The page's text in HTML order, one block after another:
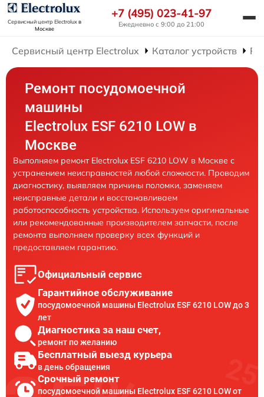
Сервисный центр Electroluxв
Москве
+7 (495) 023-41-97
Ежедневно с 9:00 до 21:00
Сервисный центр Electrolux Каталог устройств
Ремонт посудомоечной
машины
Electrolux ESF 6210 LOW в
Москве
Выполняем ремонт Electrolux ESF 6210 LOW в Москве с
устранением неисправностей любой сложности. Проводим
диагностику, выявляем причины поломки, заменяем
неисправные детали и восстанавливаем
работоспособность устройства. Используем оригинальные
или рекомендованные производителем запчасти, после
ремонта выполняем проверку всех функций и
предоставляем гарантию.
Официальный сервис
Гарантийное обслуживание
посудомоечной машины Electrolux ESF 6210 LOW до 3
лет
Диагностика за наш счет,
ремонт по желанию
Бесплатный выезд курьера
в день обращения
Срочный ремонт
посудомоечной машины Electrolux ESF 6210 LOW от